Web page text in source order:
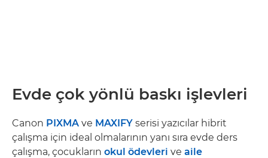
Evde çok yönlü baskı işlevleri
Canon PIXMA ve MAXIFY serisi yazıcılar hibrit
çalışma için ideal olmalarının yanı sıra evde ders
çalışma, çocukların okul ödevleri ve aile